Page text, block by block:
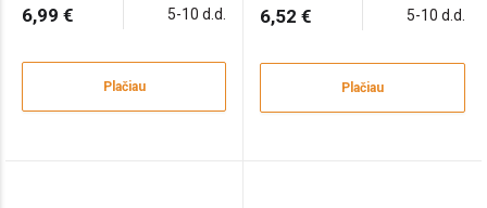
6,99 € 5-10 d.d.
Plačiau
6,52 € 5-10 d.d.
Plačiau